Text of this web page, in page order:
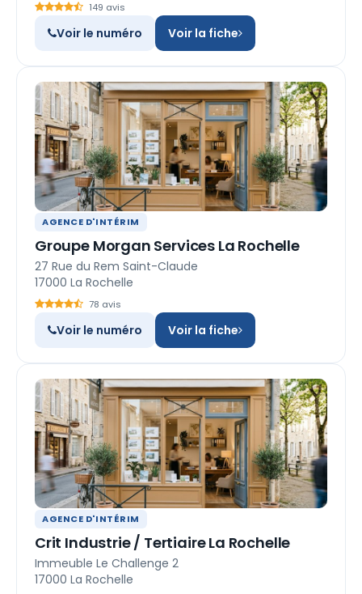
149 avis
Voir le numéro Voir la fiche
AGENCE D'INTÉRIM
Groupe Morgan Services La Rochelle
27 Rue du Rem Saint-Claude
17000 La Rochelle
78 avis
Voir le numéro Voir la fiche
AGENCE D'INTÉRIM
Crit Industrie / Tertiaire La Rochelle
Immeuble Le Challenge 2
17000 La Rochelle